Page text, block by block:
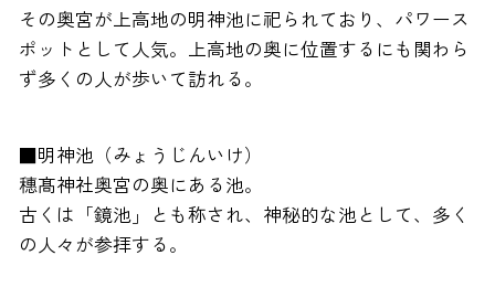
その奥宮が上高地の明神池に祀られており、パワース
ポットとして人気。上高地の奥に位置するにも関わら
ず多くの人が歩いて訪れる。
■明神池（みょうじんいけ）
穗髙神社奥宮の奥にある池。
古くは「鏡池」とも称され、神秘的な池として、多く
の人々が参拝する。